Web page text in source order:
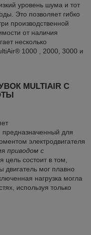
уровень шума и тот
Это позволяет гибко
производственной
от наличия
несколько
1000 , 2000, 3000 и
MULTIAIR С
предназначенный для
электродвигателя
приводом с
цель состоит в том,
двигатель мог плавно
нагрузка могла
используя только